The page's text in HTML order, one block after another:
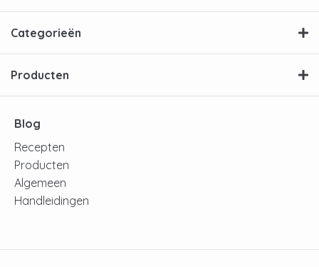
Categorieën
Producten
Blog
Recepten
Producten
Algemeen
Handleidingen